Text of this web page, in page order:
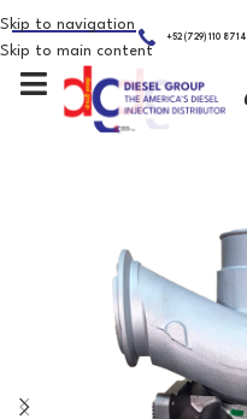
Skip to navigation
Skip to main content
+52 (729) 110 8714